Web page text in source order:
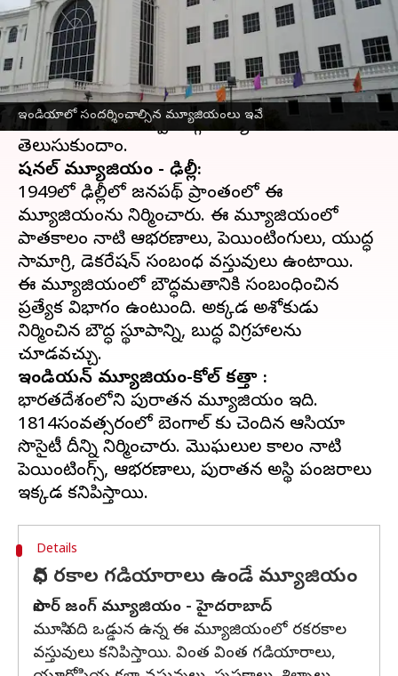
ఇండియాలో సందర్శించాల్సిన మ్యూజియంలు ఇవే
వ్రాసిన వారు Sriram Pranateja 10:13 am
ఈ వార్తాకథనం ఏంటి
ఈరోజుఇంటర్నేషనల్ మ్యూజియం డే. ఈ సందర్భంగా
భారతదేశంలోని చెప్పుకోదగ్గ మ్యూజియంల గురించి
నేషనల్ మ్యూజియం - ఢిల్లీ:
1949లో ఢిల్లీలో జనపథ్ ప్రాంతంలో ఈ
మ్యూజియంను నిర్మించారు. ఈ మ్యూజియంలో
పాతకాలం నాటి ఆభరణాలు, పెయింటింగులు, యుద్ధ
సామాగ్రి, డెకరేషన్ సంబంధ వస్తువులు ఉంటాయి.
ఈ మ్యూజియంలో బౌద్ధమతానికి సంబంధించిన
ప్రత్యేక విభాగం ఉంటుంది. అక్కడ అశోకుడు
నిర్మించిన బౌద్ధ స్థూపాన్ని, బుద్ధ విగ్రహాలను
ఇండియన్ మ్యూజియం-కోల్ కత్తా :
భారతదేశంలోని పురాతన మ్యూజియం ఇది.
1814సంవత్సరంలో బెంగాల్ కు చెందిన ఆసియా
సొసైటీ దీన్ని నిర్మించారు. మొఘలుల కాలం నాటి
పెయింటింగ్స్, ఆభరణాలు, పురాతన అస్థి పంజరాలు
Details
వివిధ రకాల గడియారాలు ఉండే మ్యూజియం
సాలార్ జంగ్ మ్యూజియం - హైదరాబాద్
మూసి నది ఒడ్డున ఉన్న ఈ మ్యూజియంలో రకరకాల
వస్తువులు కనిపిస్తాయి. వింత వింత గడియారాలు,